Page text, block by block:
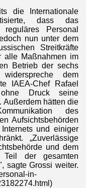
die Internationale
dass das
Personal
nun unter dem
Streitkräfte
alle Maßnahmen im
Betrieb der sechs
dem
IAEA-Chef Rafael
Druck seine
Außerdem hätten die
des
Aufsichtsbehörden
und einiger
„Zuverlässige
und dem
Teil der gesamten
sagte Grossi weiter.
in-